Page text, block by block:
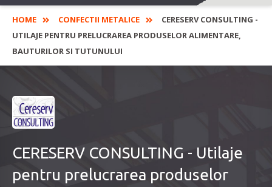
HOME CONFECTII METALICE
CERESERV CONSULTING -
UTILAJE PENTRU PRELUCRAREA PRODUSELOR ALIMENTARE,
BAUTURILOR SI TUTUNULUI
CERESERV CONSULTING - Utilaje
pentru prelucrarea produselor